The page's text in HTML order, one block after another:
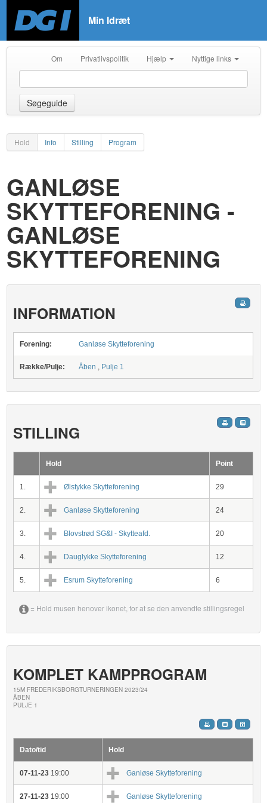
Min Idræt
Om Privatlivspolitik Hjælp Nyttige links
Søgeguide
Hold Info Stilling Program
GANLØSE
SKYTTEFORENING -
GANLØSE
SKYTTEFORENING
INFORMATION
Forening: Ganløse Skytteforening
Række/Pulje: Åben , Pulje 1
STILLING
Hold Point
1. Ølstykke Skytteforening 29
2. Ganløse Skytteforening 24
3. Blovstrød SG&I - Skytteafd. 20
4. Dauglykke Skytteforening 12
5. Esrum Skytteforening 6
= Hold musen henover ikonet, for at se den anvendte stillingsregel
KOMPLET KAMPPROGRAM
15M FREDERIKSBORGTURNERINGEN 2023/24
ÅBEN
PULJE 1
Dato/tid Hold
07-11-23 19:00 Ganløse Skytteforening
27-11-23 19:00 Ganløse Skytteforening